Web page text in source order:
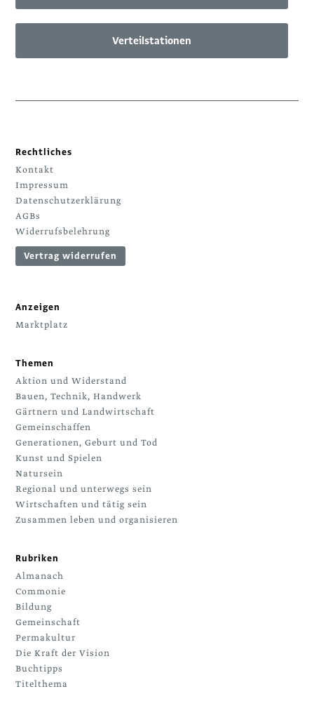
Verteilstationen
Rechtliches
Kontakt
Impressum
Datenschutzerklärung
AGBs
Widerrufsbelehrung
Vertrag widerrufen
Anzeigen
Marktplatz
Themen
Aktion und Widerstand
Bauen, Technik, Handwerk
Gärtnern und Landwirtschaft
Gemeinschaffen
Generationen, Geburt und Tod
Kunst und Spielen
Natursein
Regional und unterwegs sein
Wirtschaften und tätig sein
Zusammen leben und organisieren
Rubriken
Almanach
Commonie
Bildung
Gemeinschaft
Permakultur
Die Kraft der Vision
Buchtipps
Titelthema